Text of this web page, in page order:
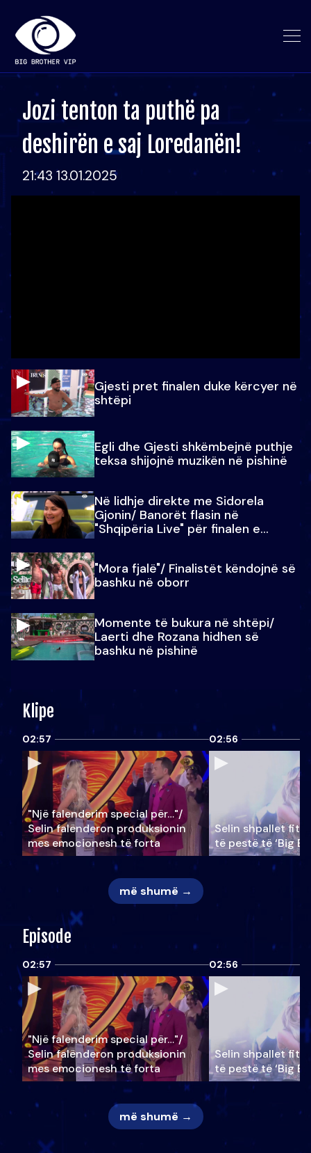
Jozi tenton ta puthë pa
deshirën e saj Loredanën!
21:43 13.01.2025
Gjesti pret finalen duke kërcyer në
shtëpi
Egli dhe Gjesti shkëmbejnë puthje
teksa shijojnë muzikën në pishinë
Në lidhje direkte me Sidorela
Gjonin/ Banorët flasin në
"Shqipëria Live" për finalen e
"Mora fjalë"/ Finalistët këndojnë së
bashku në oborr
Momente të bukura në shtëpi/
Laerti dhe Rozana hidhen së
bashku në pishinë
Klipe
02:57
"Një falenderim special për…"/
Selin falënderon produksionin
mes emocionesh të forta
02:56
Selin shpallet
të pestë të ‘Big
më shumë →
Episode
02:57
"Një falenderim special për…"/
Selin falënderon produksionin
mes emocionesh të forta
02:56
Selin shpallet
të pestë të ‘Big
më shumë →